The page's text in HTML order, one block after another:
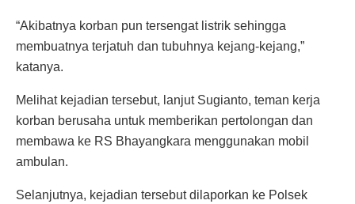
“Akibatnya korban pun tersengat listrik sehingga
membuatnya terjatuh dan tubuhnya kejang-kejang,”
katanya.
Melihat kejadian tersebut, lanjut Sugianto, teman kerja
korban berusaha untuk memberikan pertolongan dan
membawa ke RS Bhayangkara menggunakan mobil
ambulan.
Selanjutnya, kejadian tersebut dilaporkan ke Polsek